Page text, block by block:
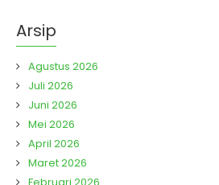
Arsip
Agustus 2026
Juli 2026
Juni 2026
Mei 2026
April 2026
Maret 2026